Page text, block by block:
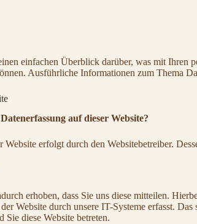
einfachen Überblick darüber, was mit Ihren
Ausführliche Informationen zum Thema
auf dieser Website?
Website erfolgt durch den Websitebetreiber.
erhoben, dass Sie uns diese mitteilen.
Website durch unsere IT-Systeme erfasst.
Sie diese Website betreten.